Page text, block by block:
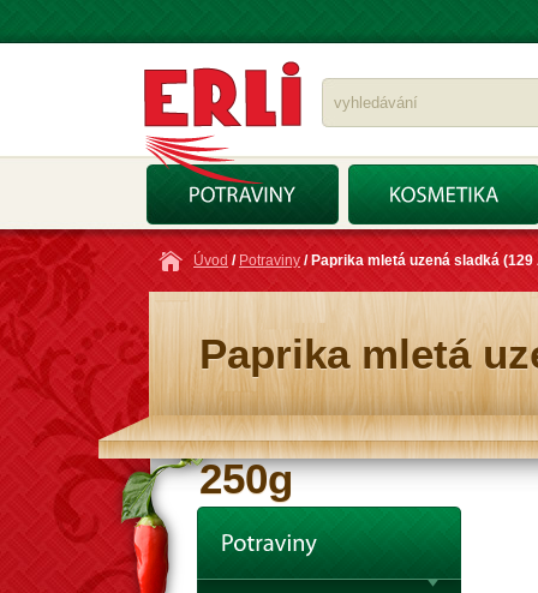
Úvod / Potraviny / Paprika mletá uzená sladká (129
Paprika mletá
250g